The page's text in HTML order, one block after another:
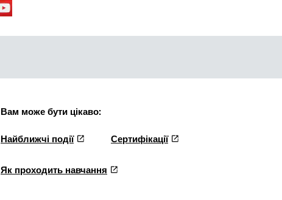
Вам може бути цікаво:
Найближчі події Сертифікації
Як проходить навчання